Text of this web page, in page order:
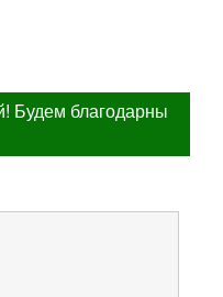
Будем благодарны